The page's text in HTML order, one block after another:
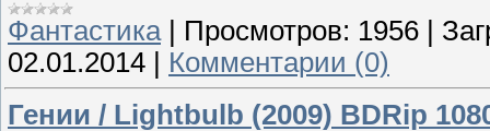
Фантастика| Просмотров: 1956
02.01.2014
Комментарии (0)
Гении / Lightbulb (2009) BDRip